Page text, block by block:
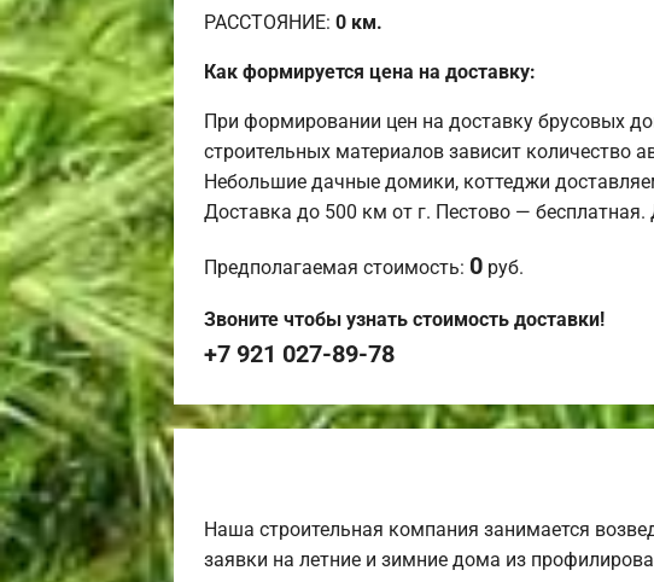
РАССТОЯНИЕ: 0 км.
Как формируется цена на доставку:
При формировании цен на доставку брусовых
строительных материалов зависит количество
Небольшие дачные домики, коттеджи
Доставка до 500 км от г. Пестово —
Предполагаемая стоимость: 0 руб.
Звоните чтобы узнать стоимость доставки!
+7 921 027-89-78
Наша строительная компания занимается
заявки на летние и зимние дома из